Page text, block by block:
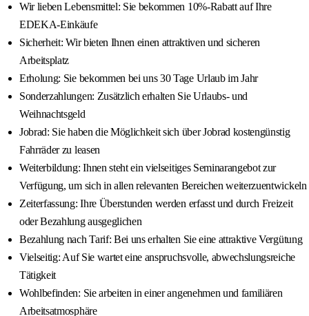
Wir lieben Lebensmittel: Sie bekommen 10%-Rabatt auf Ihre
EDEKA-Einkäufe
Sicherheit: Wir bieten Ihnen einen attraktiven und sicheren
Arbeitsplatz
Erholung: Sie bekommen bei uns 30 Tage Urlaub im Jahr
Sonderzahlungen: Zusätzlich erhalten Sie Urlaubs- und
Weihnachtsgeld
Jobrad: Sie haben die Möglichkeit sich über Jobrad kostengünstig
Fahrräder zu leasen
Weiterbildung: Ihnen steht ein vielseitiges Seminarangebot zur
Verfügung, um sich in allen relevanten Bereichen weiterzuentwickeln
Zeiterfassung: Ihre Überstunden werden erfasst und durch Freizeit
oder Bezahlung ausgeglichen
Bezahlung nach Tarif: Bei uns erhalten Sie eine attraktive Vergütung
Vielseitig: Auf Sie wartet eine anspruchsvolle, abwechslungsreiche
Tätigkeit
Wohlbefinden: Sie arbeiten in einer angenehmen und familiären
Arbeitsatmosphäre